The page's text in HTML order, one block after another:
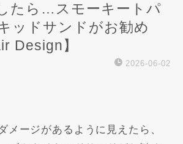
たら…スモーキートパ
ッドサンドがお勧め
Design】
2026-06-02
メージがあるように見えたら、